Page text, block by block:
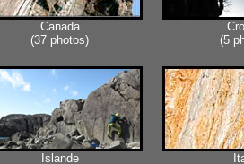
Canada
(37 photos)
(5
Islande